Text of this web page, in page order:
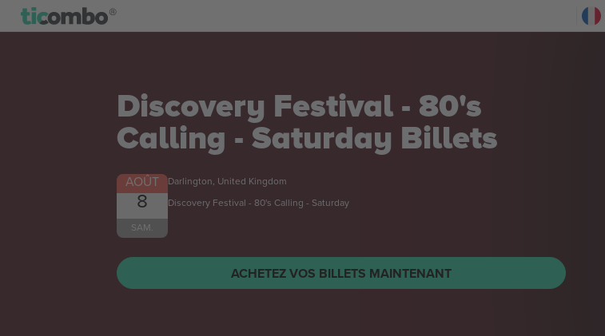
Discovery Festival - 80's
Calling - Saturday Billets
AOÛT
8
SAM.
Darlington, United Kingdom
Discovery Festival - 80's Calling - Saturday
ACHETEZ VOS BILLETS MAINTENANT